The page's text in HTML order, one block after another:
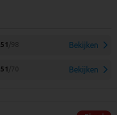
51 /98 Bekijken
51 /70 Bekijken